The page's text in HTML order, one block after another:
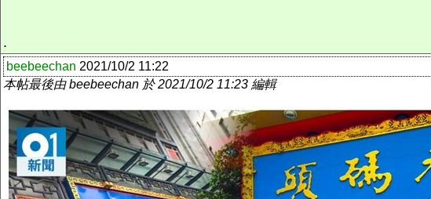
.
beebeechan 2021/10/2 11:22
本帖最後由 beebeechan 於 2021/10/2 11:23 編輯